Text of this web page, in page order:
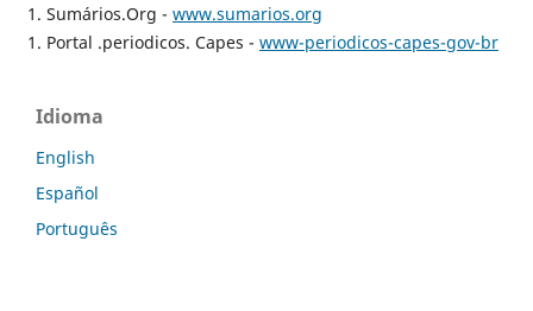
1. Sumários.Org - www.sumarios.org
1. Portal .periodicos. Capes - www-periodicos-capes-gov-br
Idioma
English
Español
Português